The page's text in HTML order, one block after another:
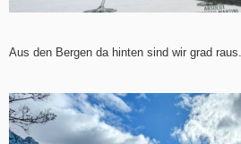
Aus den Bergen da hinten sind wir grad raus.